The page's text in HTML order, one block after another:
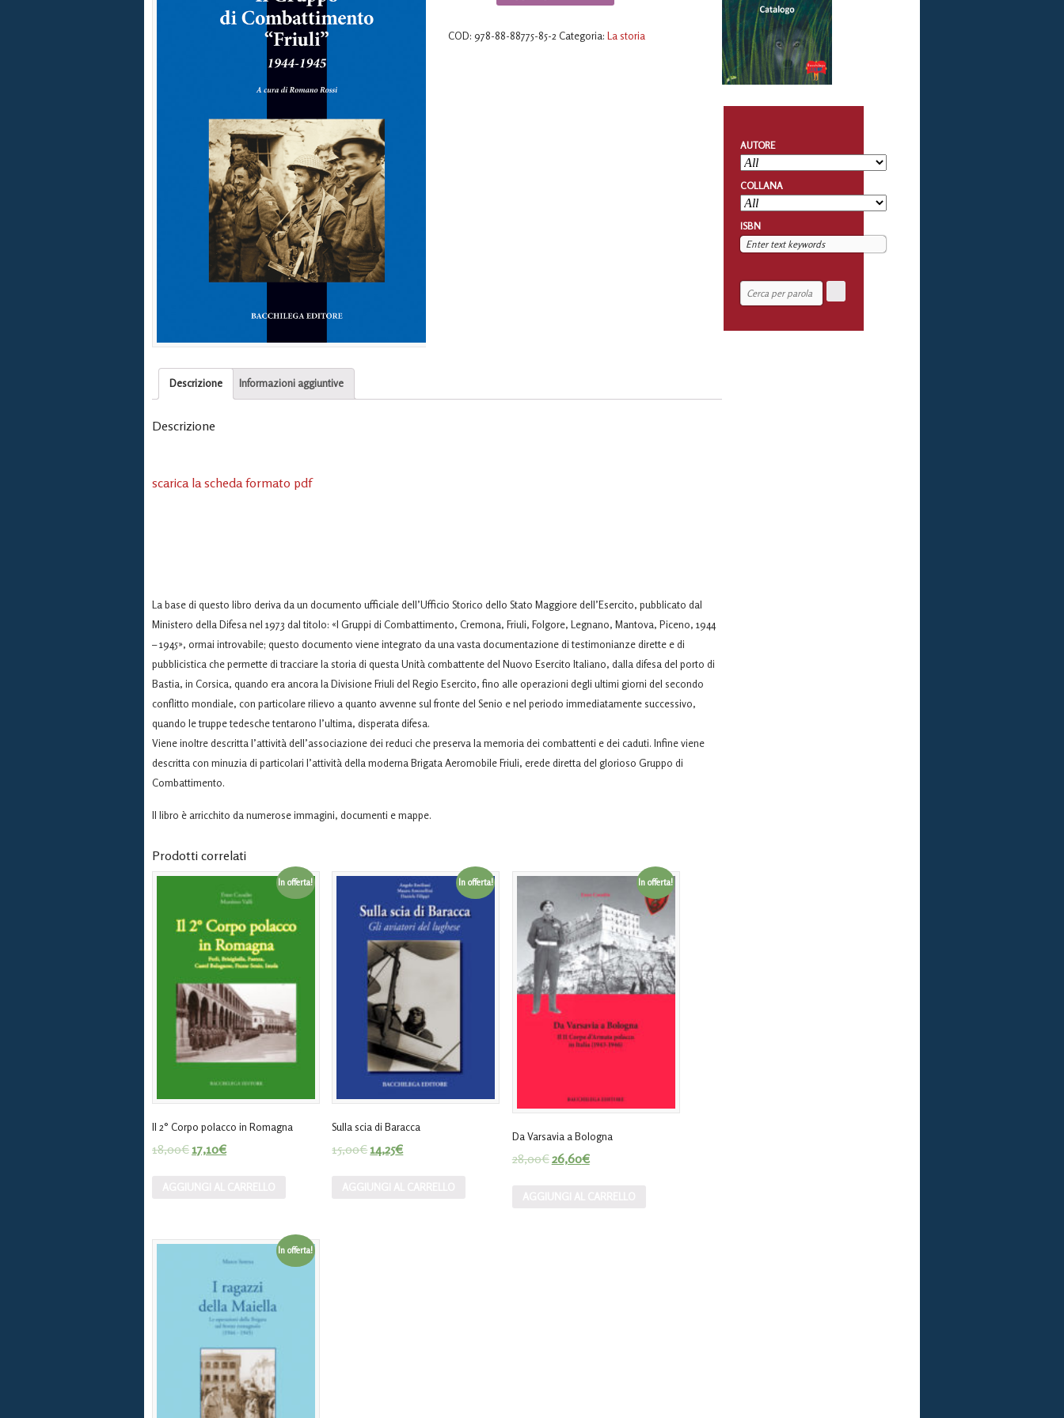
di
COD:978-88-88775-85-2 Categoria:La storia
Descrizione Informazioni aggiuntive
Descrizione
scarica la scheda formato pdf
La base di questo libro deriva da un documento ufficiale dell’Ufficio Storico dello Stato Maggiore dell’Esercito, pubblicato dal
Ministero della Difesa nel 1973 dal titolo: «I Gruppi di Combattimento, Cremona, Friuli, Folgore, Legnano, Mantova, Piceno, 1944
– 1945», ormai introvabile; questo documento viene integrato da una vasta documentazione di testimonianze dirette e di
pubblicistica che permette di tracciare la storia di questa Unità combattente del Nuovo Esercito Italiano, dalla difesa del porto di
Bastia, in Corsica, quando era ancora la Divisione Friuli del Regio Esercito, fino alle operazioni degli ultimi giorni del secondo
conflitto mondiale, con particolare rilievo a quanto avvenne sul fronte del Senio e nel periodo immediatamente successivo,
quando le truppe tedesche tentarono l’ultima, disperata difesa.
Viene inoltre descritta l’attività dell’associazione dei reduci che preserva la memoria dei combattenti e dei caduti. Infine viene
descritta con minuzia di particolari l’attività della moderna Brigata Aeromobile Friuli, erede diretta del glorioso Gruppo di
Combattimento.
Il libro è arricchito da numerose immagini, documenti e mappe.
Prodotti correlati
In offerta!
Il 2° Corpo polacco in Romagna
18,00€17,10€
In offerta!
Sulla scia di Baracca
15,00€14,25€
In offerta!
Da Varsavia a Bologna
28,00€26,60€
In offerta!
AUTORE
COLLANA
ISBN